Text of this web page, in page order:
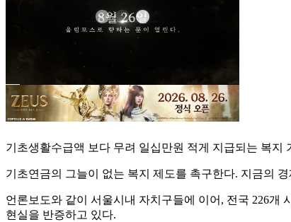
기초생활수급액 보다 무려 일십만원 적게 지급되는 복지
기초연금의 그늘이 없는 복지 제도를 촉구한다. 지금의
언론보도와 같이 서울시내 자치구들에 이어, 전국 226개
현실을 반증하고 있다.